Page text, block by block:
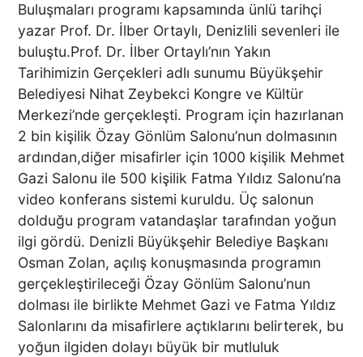
GRUBUN GÖZÜ ÖNÜNDE
TEKNE ÇALIŞANLARI
BİRBİRİNE GİRDİ!
ÜNLÜ YÖNETMEN EZEL
AKAY’A ŞOK OPERASYON!
KARDEŞİYLE GÖZALTINA
ALINDI
DENİZLİ’DE ÇARPIŞMANIN
ŞİDDETİYLE SAVRULDU! 5
ARAÇ HASAR GÖRDÜ
BAŞKAN ERDOĞAN, SON
SÜRAT ÜYE VE ESNAF
ZİYARETLERİNE DEVAM
Buluşmaları programı kapsamında ünlü tarihçi
yazar Prof. Dr. İlber Ortaylı, Denizlili sevenleri ile
buluştu.Prof. Dr. İlber Ortaylı’nın Yakın
Tarihimizin Gerçekleri adlı sunumu Büyükşehir
Belediyesi Nihat Zeybekci Kongre ve Kültür
Merkezi’nde gerçekleşti. Program için hazırlanan
2 bin kişilik Özay Gönlüm Salonu’nun dolmasının
ardından,diğer misafirler için 1000 kişilik Mehmet
Gazi Salonu ile 500 kişilik Fatma Yıldız Salonu’na
video konferans sistemi kuruldu. Üç salonun
dolduğu program vatandaşlar tarafından yoğun
ilgi gördü. Denizli Büyükşehir Belediye Başkanı
Osman Zolan, açılış konuşmasında programın
gerçekleştirileceği Özay Gönlüm Salonu’nun
dolması ile birlikte Mehmet Gazi ve Fatma Yıldız
Salonlarını da misafirlere açtıklarını belirterek, bu
yoğun ilgiden dolayı büyük bir mutluluk